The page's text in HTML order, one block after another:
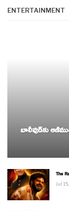
ENTERTAINMENT
బాలీవుడ్‌కు
The
Jul